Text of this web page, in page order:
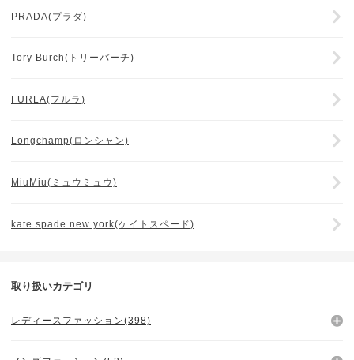
PRADA(プラダ)
Tory Burch(トリーバーチ)
FURLA(フルラ)
Longchamp(ロンシャン)
MiuMiu(ミュウミュウ)
kate spade new york(ケイトスペード)
取り扱いカテゴリ
レディースファッション(398)